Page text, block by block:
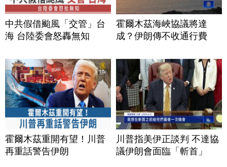
中共假借颱風「交管」台
海 台陸委會怒轟無知
霍爾木茲海峽協議將達
成？伊朗傳不收通行費
霍爾木茲重開有望！川普
再重話警告伊朗
川普指美伊正談判 不達協
議伊朗會面臨「斬首」